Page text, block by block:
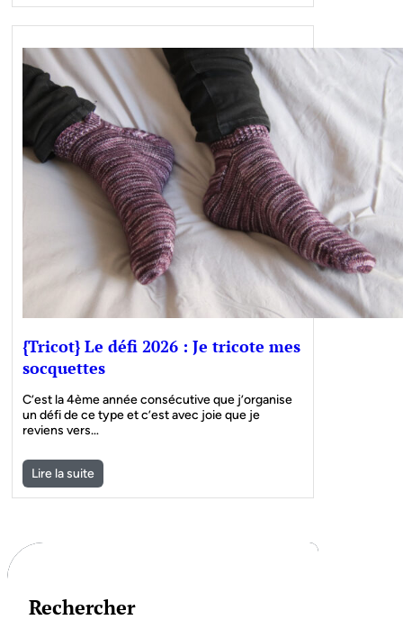
{Tricot} Le défi 2026 : Je tricote mes
socquettes
C’est la 4ème année consécutive que j’organise
un défi de ce type et c’est avec joie que je
reviens vers…
Lire la suite
Rechercher